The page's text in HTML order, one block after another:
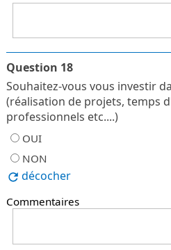
Question 18
Souhaitez-vous vous investir
(réalisation de projets, temps
professionnels etc....)
OUI
NON
décocher
Commentaires